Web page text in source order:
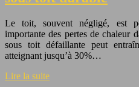
Le toit, souvent négligé, est
importante des pertes de chaleur
sous toit défaillante peut
atteignant jusqu’à 30%…
Lire la suite